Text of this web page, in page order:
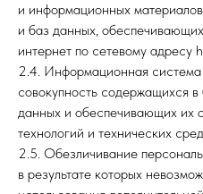
и информационных
и баз данных,
интернет по сетевому адресу
2.4. Информационная
совокупность содержащихся
данных и обеспечивающих их
технологий и технических
2.5. Обезличивание
в результате которых